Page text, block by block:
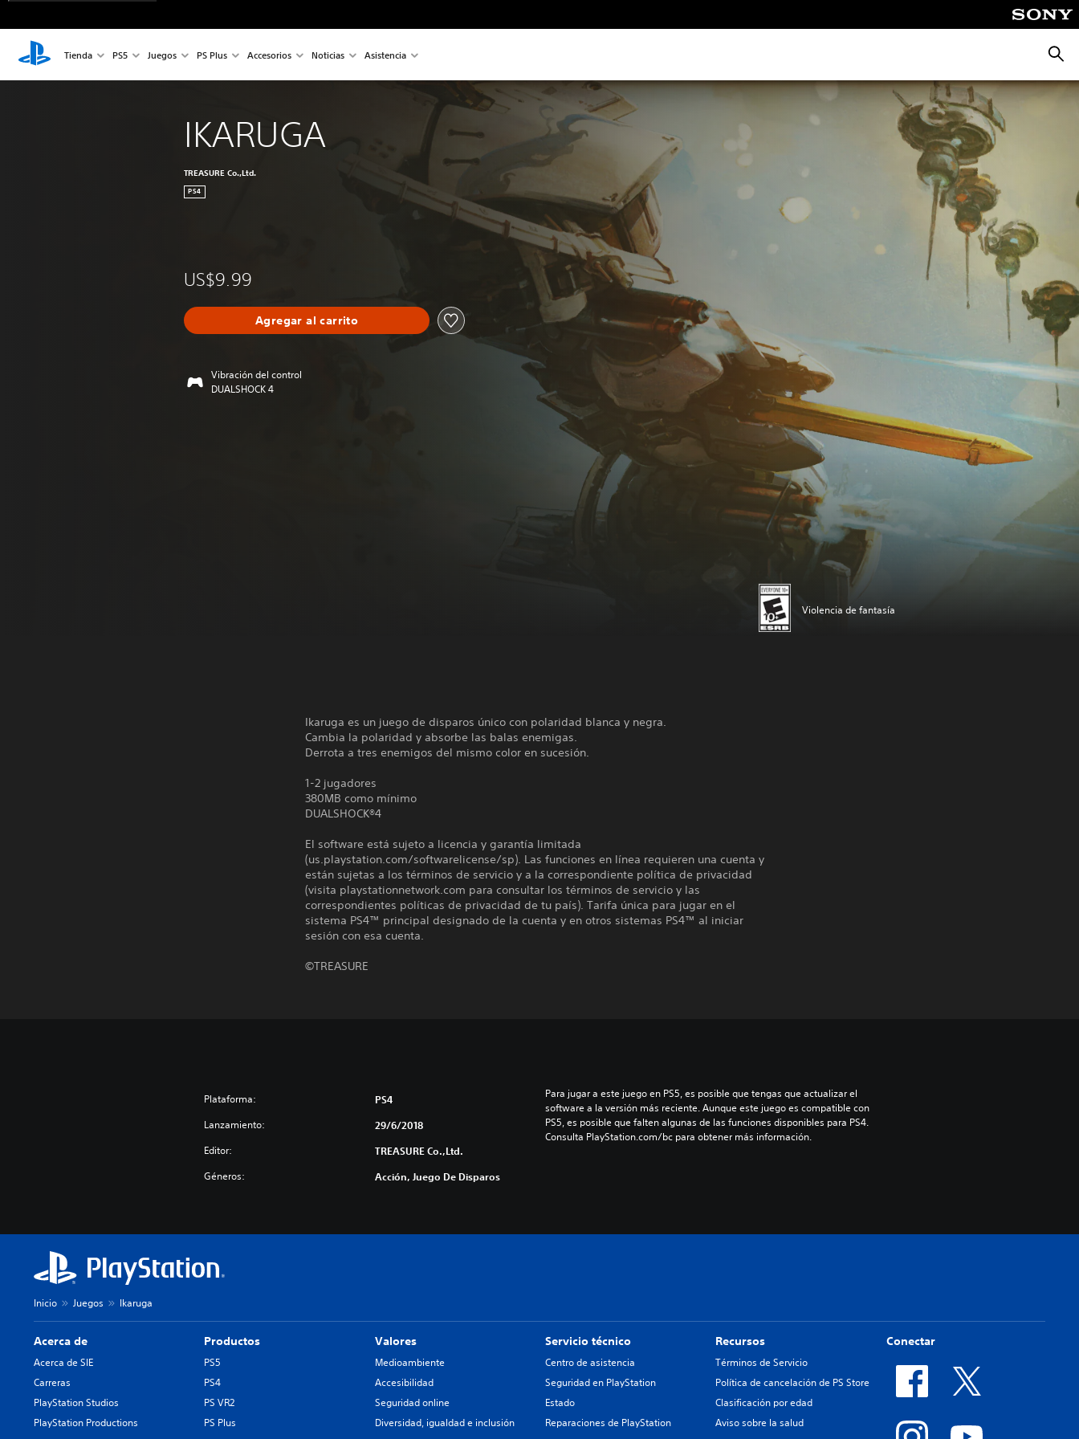
Tienda PS5 Juegos PS Plus Accesorios Noticias Asistencia
IKARUGA
TREASURE Co.,Ltd.
PS4
US$9.99
Agregar al carrito
Vibración del control
DUALSHOCK 4
Violencia de fantasía
Ikaruga es un juego de disparos único con polaridad blanca y negra.
Cambia la polaridad y absorbe las balas enemigas.
Derrota a tres enemigos del mismo color en sucesión.
1-2 jugadores
380MB como mínimo
DUALSHOCK®4
El software está sujeto a licencia y garantía limitada
(us.playstation.com/softwarelicense/sp). Las funciones en línea requieren una cuenta y
están sujetas a los términos de servicio y a la correspondiente política de privacidad
(visita playstationnetwork.com para consultar los términos de servicio y las
correspondientes políticas de privacidad de tu país). Tarifa única para jugar en el
sistema PS4™ principal designado de la cuenta y en otros sistemas PS4™ al iniciar
sesión con esa cuenta.
©TREASURE
Plataforma: PS4
Lanzamiento: 29/6/2018
Editor: TREASURE Co.,Ltd.
Géneros: Acción, Juego De Disparos
Para jugar a este juego en PS5, es posible que tengas que actualizar el
software a la versión más reciente. Aunque este juego es compatible con
PS5, es posible que falten algunas de las funciones disponibles para PS4.
Consulta PlayStation.com/bc para obtener más información.
Inicio Juegos Ikaruga
Acerca de
Acerca de SIE
Carreras
PlayStation Studios
PlayStation Productions
Productos
PS5
PS4
PS VR2
PS Plus
Valores
Medioambiente
Accesibilidad
Seguridad online
Diversidad, igualdad e inclusión
Servicio técnico
Centro de asistencia
Seguridad en PlayStation
Estado
Reparaciones de PlayStation
Recursos
Términos de Servicio
Política de cancelación de PS Store
Clasificación por edad
Aviso sobre la salud
Conectar